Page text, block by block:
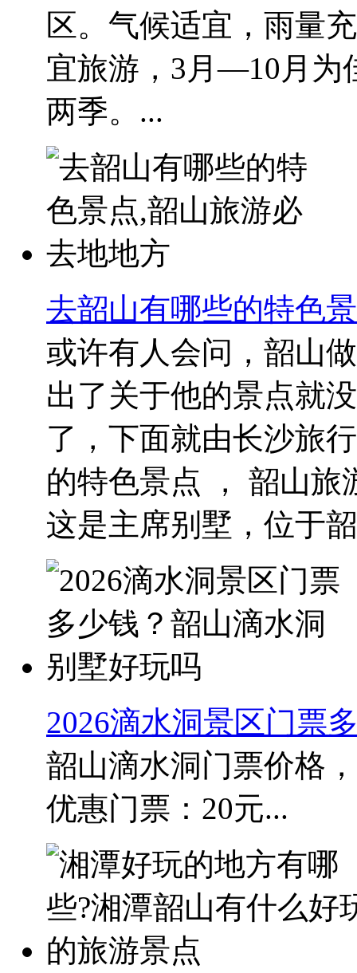
区。气候适宜，雨量
宜旅游，3月—10月为
两季。...
去韶山有哪些的特色
或许有人会问，韶山
出了关于他的景点就
了，下面就由长沙旅
的特色景点 ， 韶山旅
这是主席别墅，位于
2026滴水洞景区门票
韶山滴水洞门票价格
优惠门票：20元...